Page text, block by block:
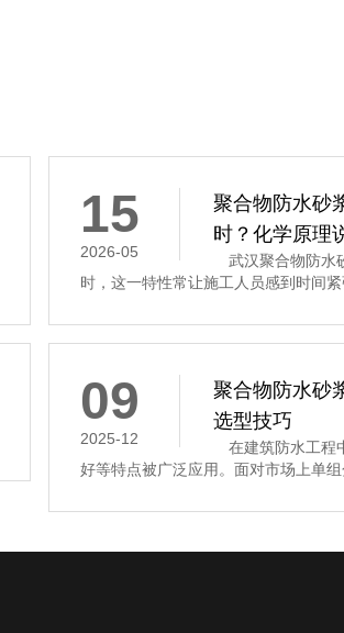
15
2026-05
聚合物防水砂
时？化学原理
武汉聚合物防水
时，这一特性常让施工人员感到时间紧
09
2025-12
聚合物防水砂
选型技巧
在建筑防水工程
好等特点被广泛应用。面对市场上单组